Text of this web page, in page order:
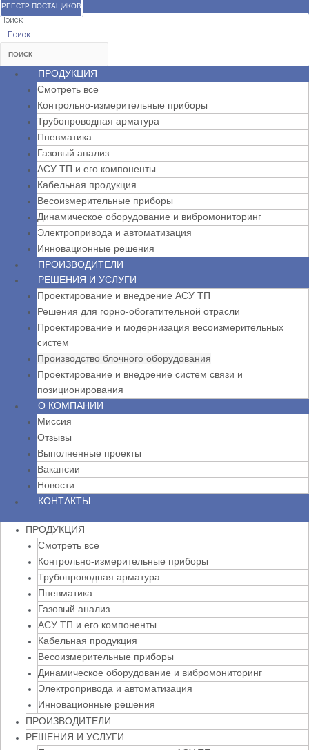
РЕЕСТР ПОСТАЩИКОВ
Поиск
Поиск
ПРОДУКЦИЯ
Смотреть все
Контрольно-измерительные приборы
Трубопроводная арматура
Пневматика
Газовый анализ
АСУ ТП и его компоненты
Кабельная продукция
Весоизмерительные приборы
Динамическое оборудование и вибромониторинг
Электропривода и автоматизация
Инновационные решения
ПРОИЗВОДИТЕЛИ
РЕШЕНИЯ И УСЛУГИ
Проектирование и внедрение АСУ ТП
Решения для горно-обогатительной отрасли
Проектирование и модернизация весоизмерительных
систем
Производство блочного оборудования
Проектирование и внедрение систем связи и
позиционирования
О КОМПАНИИ
Миссия
Отзывы
Выполненные проекты
Вакансии
Новости
КОНТАКТЫ
ПРОДУКЦИЯ
Смотреть все
Контрольно-измерительные приборы
Трубопроводная арматура
Пневматика
Газовый анализ
АСУ ТП и его компоненты
Кабельная продукция
Весоизмерительные приборы
Динамическое оборудование и вибромониторинг
Электропривода и автоматизация
Инновационные решения
ПРОИЗВОДИТЕЛИ
РЕШЕНИЯ И УСЛУГИ